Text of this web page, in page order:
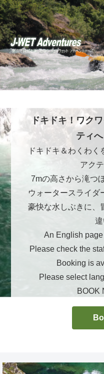
ドキドキ！ワク
ティ
ドキドキ＆わくわ
アク
7mの高さから滝つ
ウォータースライダ
豪快な水しぶきに、
An English
Please check the
Booking is
Please select
BOOK